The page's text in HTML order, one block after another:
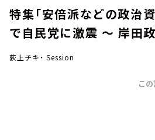
特集「安倍派などの政治
で自民党に激震 ～ 岸田政
荻上チキ・ Session
こ